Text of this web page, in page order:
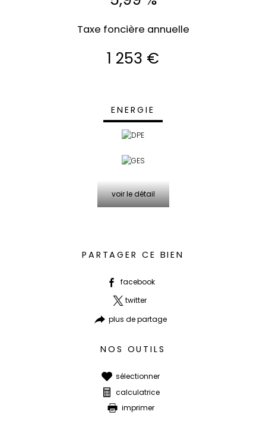
Taxe foncière annuelle
1 253 €
ENERGIE
voir le détail
PARTAGER CE BIEN
facebook
twitter
plus de partage
NOS OUTILS
sélectionner
calculatrice
imprimer